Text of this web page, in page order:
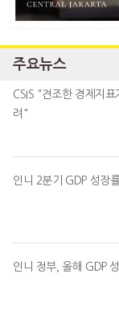
주요뉴스
CSIS "견조한 경제지
려"
인니 2분기 GDP 성장
인니 정부, 올해 GDP